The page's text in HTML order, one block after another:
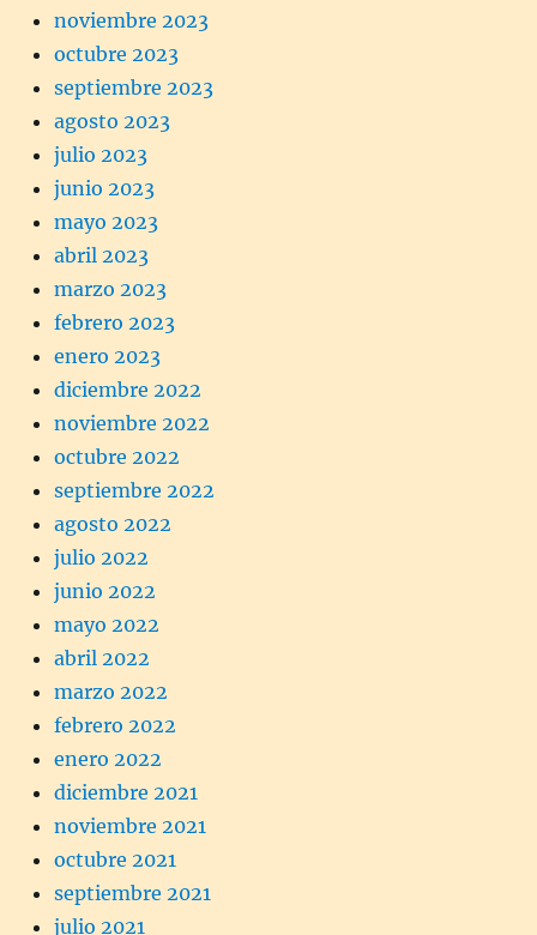
noviembre 2023
octubre 2023
septiembre 2023
agosto 2023
julio 2023
junio 2023
mayo 2023
abril 2023
marzo 2023
febrero 2023
enero 2023
diciembre 2022
noviembre 2022
octubre 2022
septiembre 2022
agosto 2022
julio 2022
junio 2022
mayo 2022
abril 2022
marzo 2022
febrero 2022
enero 2022
diciembre 2021
noviembre 2021
octubre 2021
septiembre 2021
julio 2021